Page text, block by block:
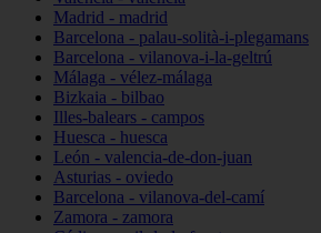
Madrid - madrid
Barcelona - palau-solità-i-plegamans
Barcelona - vilanova-i-la-geltrú
Málaga - vélez-málaga
Bizkaia - bilbao
Illes-balears - campos
Huesca - huesca
León - valencia-de-don-juan
Asturias - oviedo
Barcelona - vilanova-del-camí
Zamora - zamora